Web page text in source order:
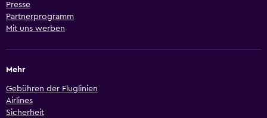
Presse
Partnerprogramm
Mit uns werben
Mehr
Gebühren der Fluglinien
Airlines
Sicherheit